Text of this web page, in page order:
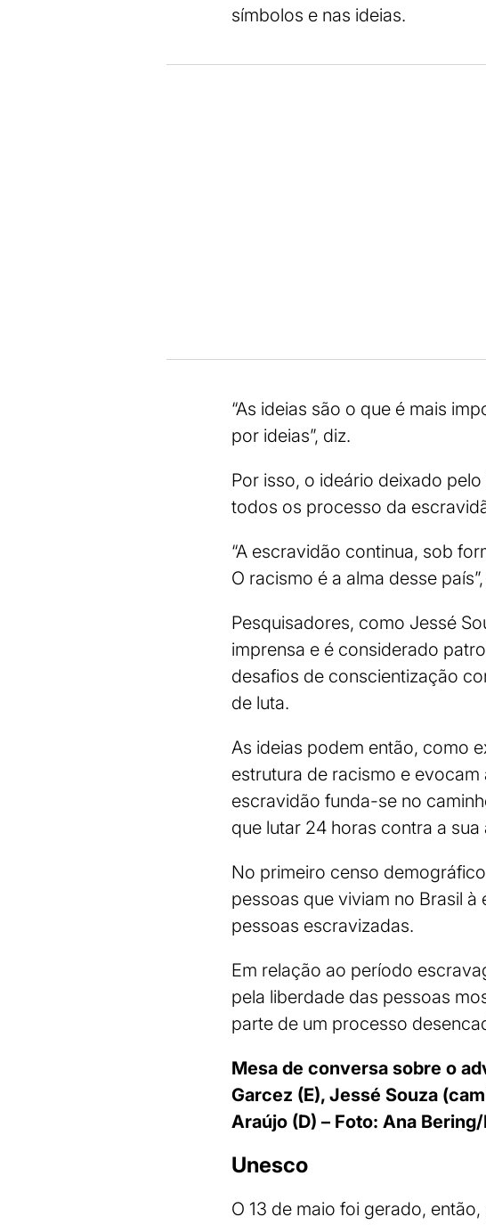
símbolos e nas ideias.
“As ideias são o que é mais
por ideias”, diz.
Por isso, o ideário deixado
todos os processo da
“A escravidão continua, sob
O racismo é a alma desse
Pesquisadores, como Jessé
imprensa e é considerado
desafios de conscientização
de luta.
As ideias podem então, como
estrutura de racismo e
escravidão funda-se no
que lutar 24 horas contra a sua
No primeiro censo
pessoas que viviam no Brasil à
pessoas escravizadas.
Em relação ao período
pela liberdade das pessoas
parte de um processo
Mesa de conversa sobre o
Garcez (E), Jessé Souza
Araújo (D) – Foto: Ana
Unesco
O 13 de maio foi gerado,